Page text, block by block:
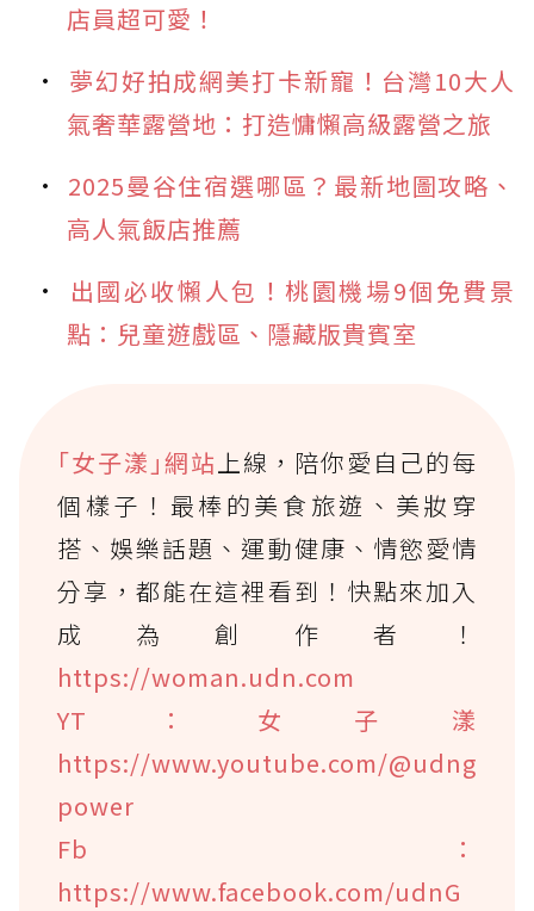
店員超可愛！
夢幻好拍成網美打卡新寵！台灣10大人
氣奢華露營地：打造慵懶高級露營之旅
2025曼谷住宿選哪區？最新地圖攻略、
高人氣飯店推薦
出國必收懶人包！桃園機場9個免費景
點：兒童遊戲區、隱藏版貴賓室
｢女子漾｣網站上線，陪你愛自己的每
個樣子！最棒的美食旅遊、美妝穿
搭、娛樂話題、運動健康、情慾愛情
分享，都能在這裡看到！快點來加入
成為創作者！
https://woman.udn.com
YT：女子漾
https://www.youtube.com/@udng
power
Fb：
https://www.facebook.com/udnG